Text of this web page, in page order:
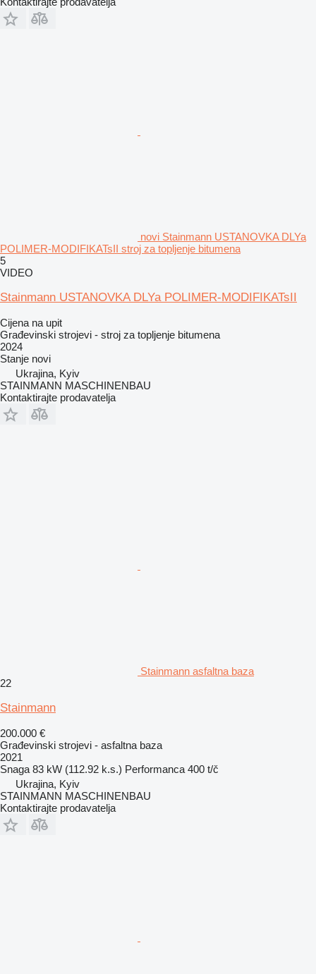
novi Stainmann USTANOVKA DLYa
POLIMER-MODIFIKATsII stroj za topljenje bitumena
5
VIDEO
Stainmann USTANOVKA DLYa POLIMER-MODIFIKATsII
Cijena na upit
Građevinski strojevi - stroj za topljenje bitumena
2024
Stanje novi
Ukrajina, Kyiv
STAINMANN MASCHINENBAU
Kontaktirajte prodavatelja
Stainmann asfaltna baza
22
Stainmann
200.000 €
Građevinski strojevi - asfaltna baza
2021
Snaga 83 kW (112.92 k.s.) Performanca 400 t/č
Ukrajina, Kyiv
STAINMANN MASCHINENBAU
Kontaktirajte prodavatelja